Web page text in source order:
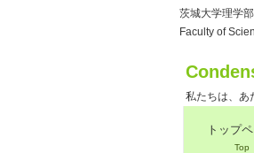
茨城大学理学
Faculty of
私たちは、あ
トップ
Top